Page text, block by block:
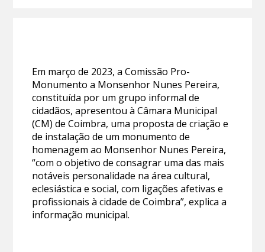
Em março de 2023, a Comissão Pro-
Monumento a Monsenhor Nunes Pereira,
constituída por um grupo informal de
cidadãos, apresentou à Câmara Municipal
(CM) de Coimbra, uma proposta de criação e
de instalação de um monumento de
homenagem ao Monsenhor Nunes Pereira,
“com o objetivo de consagrar uma das mais
notáveis personalidade na área cultural,
eclesiástica e social, com ligações afetivas e
profissionais à cidade de Coimbra”, explica a
informação municipal.